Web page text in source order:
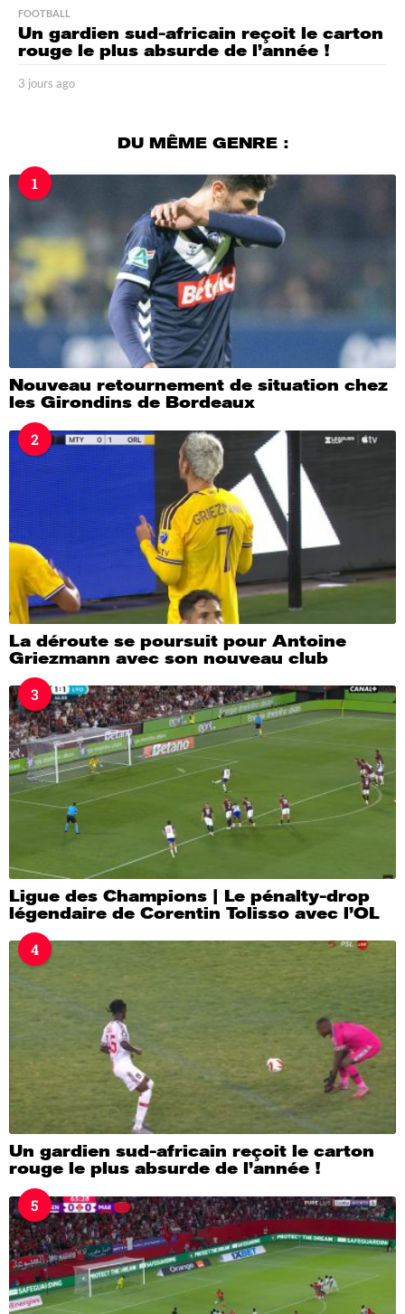
FOOTBALL
Un gardien sud-africain reçoit le carton
rouge le plus absurde de l’année !
3 jours ago
DU MÊME GENRE :
1
Nouveau retournement de situation chez
les Girondins de Bordeaux
2
La déroute se poursuit pour Antoine
Griezmann avec son nouveau club
3
Ligue des Champions | Le pénalty-drop
légendaire de Corentin Tolisso avec l’OL
4
Un gardien sud-africain reçoit le carton
rouge le plus absurde de l’année !
5